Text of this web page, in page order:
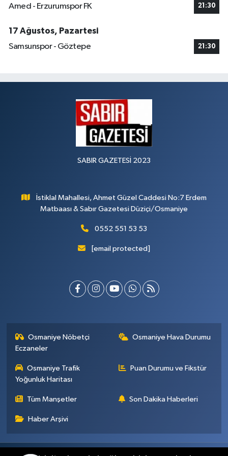
Amed - Erzurumspor FK 21:30
17 Ağustos, Pazartesi
Samsunspor - Göztepe
21:30
SABIR GAZETESİ 2023
İstiklal Mahallesi, Ahmet Güzel Caddesi No:7 Erdem
Matbaası & Sabır Gazetesi Düziçi/Osmaniye
0552 551 53 53
[email protected]
Osmaniye Nöbetçi
Eczaneler
Osmaniye Hava Durumu
Osmaniye Trafik
Yoğunluk Haritası
Puan Durumu ve Fikstür
Tüm Manşetler Son Dakika Haberleri
Haber Arşivi